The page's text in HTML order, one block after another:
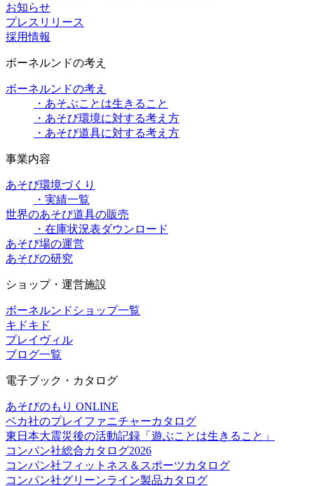
お知らせ
プレスリリース
採用情報
ボーネルンドの考え
ボーネルンドの考え
・あそぶことは生きること
・あそび環境に対する考え方
・あそび道具に対する考え方
事業内容
あそび環境づくり
・実績一覧
世界のあそび道具の販売
・在庫状況表ダウンロード
あそび場の運営
あそびの研究
ショップ・運営施設
ボーネルンドショップ一覧
キドキド
プレイヴィル
ブログ一覧
電子ブック・カタログ
あそびのもり ONLINE
ベカ社のプレイファニチャーカタログ
東日本大震災後の活動記録「遊ぶことは生きること」
コンパン社総合カタログ2026
コンパン社フィットネス＆スポーツカタログ
コンパン社グリーンライン製品カタログ